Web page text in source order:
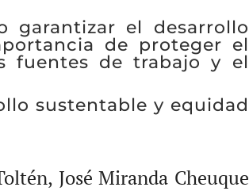
garantizar el desarrollo
de proteger el
fuentes de trabajo y el
sustentable y equidad
José Miranda Cheuque